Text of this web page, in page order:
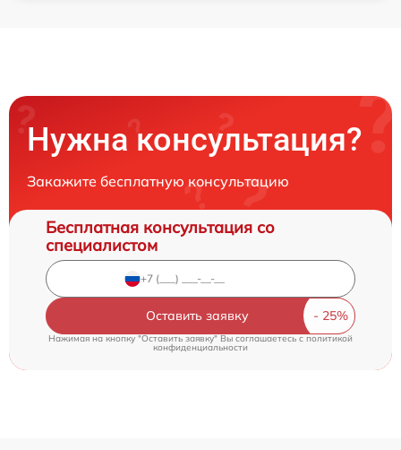
Нужна консультация?
Закажите бесплатную консультацию
Бесплатная консультация со
специалистом
Оставить заявку
Нажимая на кнопку "Оставить заявку" Вы соглашаетесь cполитикой
конфиденциальности